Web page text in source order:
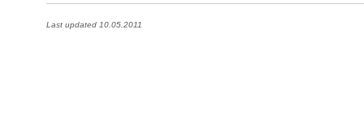
Last updated 10.05.2011